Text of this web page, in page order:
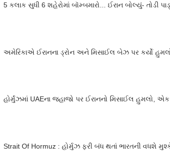
5 કલાક સુધી 6 શહેરોમાં બૉમ્બમારો... ઈરાન બોલ્યું- તોડી
અમેરિકાએ ઈરાનના ડ્રોન અને મિસાઈલ બેઝ પર કર્યો
હોર્મુંઝમાં UAEના જહાજો પર ઈરાનનો મિસાઈલ હુમલો,
Strait Of Hormuz : હોર્મુઝ ફરી બંધ થતાં ભારતની વધશે